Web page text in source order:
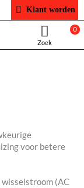
Klant worden
0
voor betere
(AC